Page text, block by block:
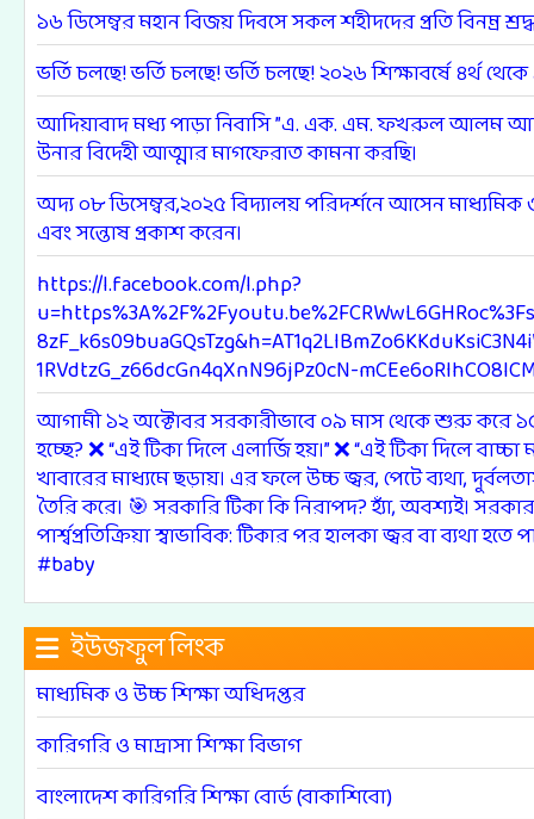
১৬ ডিসেম্বর মহান বিজয় দিবসে সকল শহীদদের প্রতি বিনম্র
ভর্তি চলছে! ভর্তি চলছে! ভর্তি চলছে! ২০২৬ শিক্ষাবর্ষে ৪র্থ
আদিয়াবাদ মধ্য পাড়া নিবাসি ”এ. এক. এম. ফখরুল আলম
উনার বিদেহী আত্মার মাগফেরাত কামনা করছি।
অদ্য ০৮ ডিসেম্বর,২০২৫ বিদ্যালয় পরিদর্শনে আসেন মাধ্যমিক
এবং সন্তোষ প্রকাশ করেন।
https://l.facebook.com/l.php?
1RVdtzG_z66dcGn4qXnN96jPz0cN-
আগামী ১২ অক্টোবর সরকারীভাবে ০৯ মাস থেকে শুরু করে
হচ্ছে? ❌ “এই টিকা দিলে এলার্জি হয়।” ❌ “এই টিকা দিলে
খাবারের মাধ্যমে ছড়ায়। এর ফলে উচ্চ জ্বর, পেটে ব্যথা,
তৈরি করে। 🎯 সরকারি টিকা কি নিরাপদ? হ্যাঁ, অবশ্যই।
পার্শ্বপ্রতিক্রিয়া স্বাভাবিক: টিকার পর হালকা জ্বর বা
#baby
ইউজফুল লিংক
মাধ্যমিক ও উচ্চ শিক্ষা অধিদপ্তর
কারিগরি ও মাদ্রাসা শিক্ষা বিভাগ
বাংলাদেশ কারিগরি শিক্ষা বোর্ড (বাকাশিবো)